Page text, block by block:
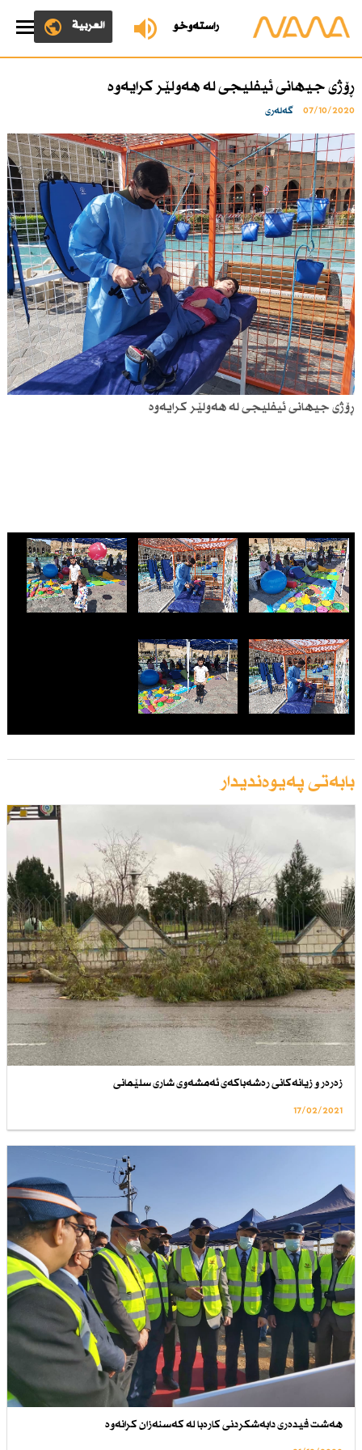
ڕاستەوخۆ العربية
ڕۆژی جیهانی ئیفلیجی لە هەولێر کرایەوە
07/10/2020 گەلەری
ڕۆژی جیهانی ئیفلیجی لە هەولێر کرایەوە
بابەتی پەیوەندیدار
زه‌ره‌ر و زیانه‌كانی ره‌شه‌باكه‌ی ئه‌مشه‌وی شاری سلێمانی
17/02/2021
هەشت فیدەری دابەشکردنی کارەبا لە کەسنەزان کرانەوە